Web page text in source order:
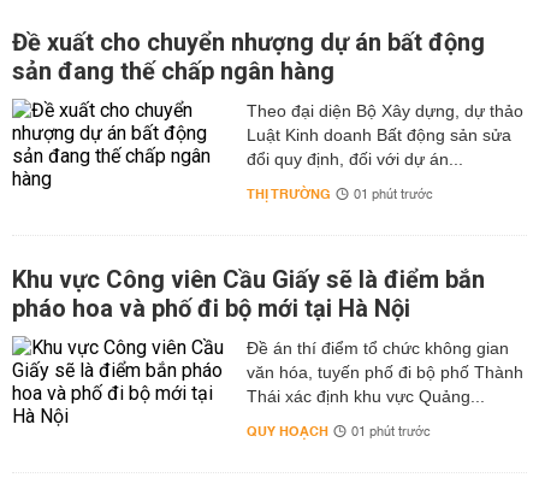
Đề xuất cho chuyển nhượng dự án bất động
sản đang thế chấp ngân hàng
Theo đại diện Bộ Xây dựng, dự thảo
Luật Kinh doanh Bất động sản sửa
đổi quy định, đối với dự án...
THỊ TRƯỜNG 01 phút trước
Khu vực Công viên Cầu Giấy sẽ là điểm bắn
pháo hoa và phố đi bộ mới tại Hà Nội
Đề án thí điểm tổ chức không gian
văn hóa, tuyến phố đi bộ phố Thành
Thái xác định khu vực Quảng...
QUY HOẠCH 01 phút trước